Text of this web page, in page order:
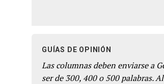
GUÍAS DE OPINIÓN
Las columnas deben enviarse a
ser de 300, 400 o 500 palabras.